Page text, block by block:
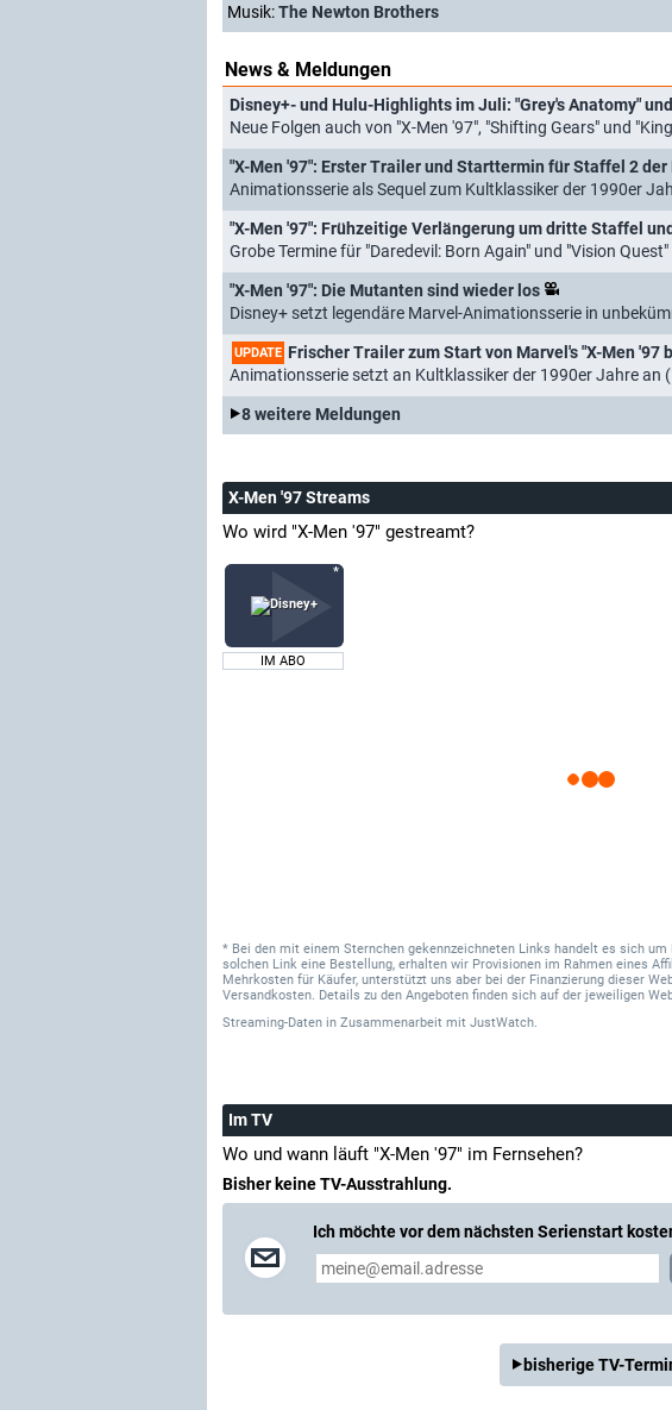
Musik:The Newton Brothers
News & Meldungen
Neue Folgen auch von "X-Men '97", "Shifting Gears" und
"X-Men '97": Erster Trailer und Starttermin für Staffel 2
Animationsserie als Sequel zum Kultklassiker der 1990er
"X-Men '97": Frühzeitige Verlängerung um dritte Staffel
Grobe Termine für "Daredevil: Born Again" und "Vision
"X-Men '97": Die Mutanten sind wieder los
Disney+ setzt legendäre Marvel-Animationsserie in
UPDATE Frischer Trailer zum Start von Marvel's "X-Men '97
Animationsserie setzt an Kultklassiker der 1990er Jahre an
8 weitere Meldungen
X-Men '97 Streams
Wo wird "X-Men '97" gestreamt?
IM ABO
* Bei den mit einem Sternchen gekennzeichneten Links handelt es sich
solchen Link eine Bestellung, erhalten wir Provisionen im Rahmen eines
Mehrkosten für Käufer, unterstützt uns aber bei der Finanzierung dieser
Versandkosten. Details zu den Angeboten finden sich auf der jeweiligen
Streaming-Daten in Zusammenarbeit mit JustWatch.
Im TV
Wo und wann läuft "X-Men '97" im Fernsehen?
Bisher keine TV-Ausstrahlung.
Ich möchte vor dem nächsten Serienstart
bisherige TV-